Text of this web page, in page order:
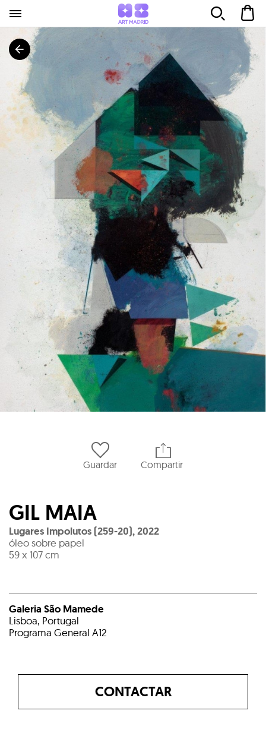
Guardar Compartir
GIL MAIA
Lugares Impolutos (259-20),2022
óleo sobre papel
59 x 107 cm
Galeria São Mamede
Lisboa, Portugal
Programa General A12
CONTACTAR